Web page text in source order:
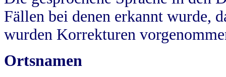
Fällen bei denen erkannt wurde,
wurden Korrekturen
Ortsnamen